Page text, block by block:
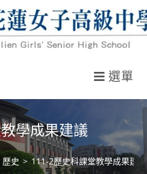
選單
學成果建議
歷史 > 111-2歷史科課堂教學成果建議